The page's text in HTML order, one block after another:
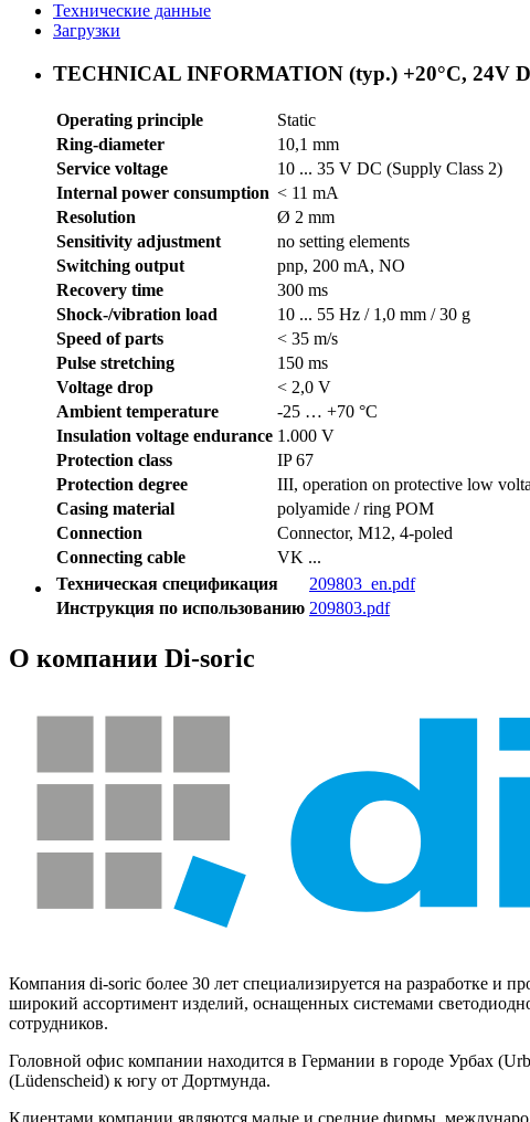
Технические данные
Загрузки
TECHNICAL INFORMATION (typ.) +20°C, 24V
Operating principle
Static
Ring-diameter
10,1 mm
Service voltage
10 ... 35 V DC (Supply Class 2)
Internal power consumption < 11 mA
Resolution
Ø 2 mm
Sensitivity adjustment
no setting elements
Switching output
pnp, 200 mA, NO
Recovery time
300 ms
Shock-/vibration load
10 ... 55 Hz / 1,0 mm / 30 g
Speed of parts
< 35 m/s
Pulse stretching
150 ms
Voltage drop
< 2,0 V
Ambient temperature
-25 … +70 °C
Insulation voltage endurance 1.000 V
Protection class
IP 67
Protection degree
III, operation on protective low
Casing material
polyamide / ring POM
Connection
Connector, M12, 4-poled
Connecting cable
VK ...
Техническая спецификация
209803_en.pdf
Инструкция по использованию 209803.pdf
О компании Di-soric
Компания di-soric более 30 лет специализируется на разработке и
широкий ассортимент изделий, оснащенных системами
сотрудников.
Головной офис компании находится в Германии в городе Урбах
(Lüdenscheid) к югу от Дортмунда.